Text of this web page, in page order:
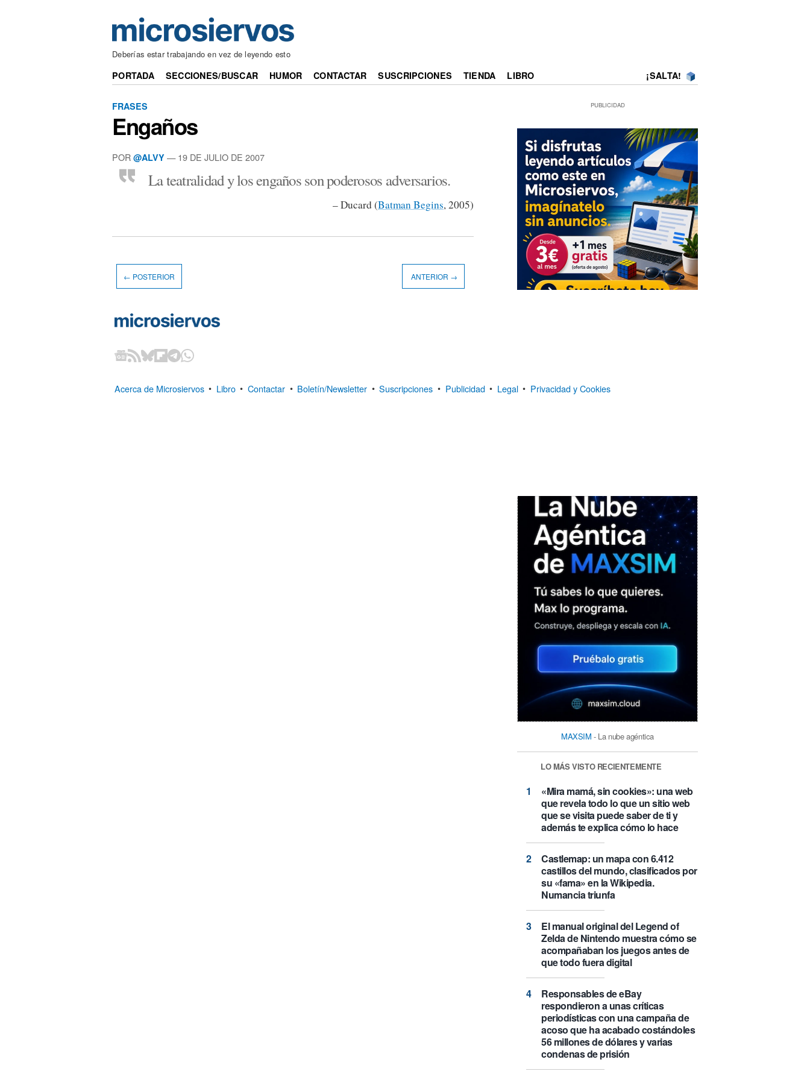
Deberías estar trabajando en vez de leyendo esto
PORTADA SECCIONES/BUSCAR HUMOR CONTACTAR SUSCRIPCIONES TIENDA LIBRO ¡SALTA!
FRASES
Engaños
POR @ALVY — 19 DE JULIO DE 2007
La teatralidad y los engaños son poderosos adversarios.
– Ducard (Batman Begins, 2005)
PUBLICIDAD
MAXSIM - La nube agéntica
LO MÁS VISTO RECIENTEMENTE
«Mira mamá, sin cookies»: una web
que revela todo lo que un sitio web
que se visita puede saber de ti y
además te explica cómo lo hace
Castlemap: un mapa con 6.412
castillos del mundo, clasificados por
su «fama» en la Wikipedia.
Numancia triunfa
El manual original del Legend of
Zelda de Nintendo muestra cómo se
acompañaban los juegos antes de
que todo fuera digital
Responsables de eBay
respondieron a unas críticas
periodísticas con una campaña de
acoso que ha acabado costándoles
56 millones de dólares y varias
condenas de prisión
← POSTERIOR ANTERIOR →
Acerca de Microsiervos • Libro • Contactar • Boletín/Newsletter • Suscripciones • Publicidad • Legal • Privacidad y Cookies